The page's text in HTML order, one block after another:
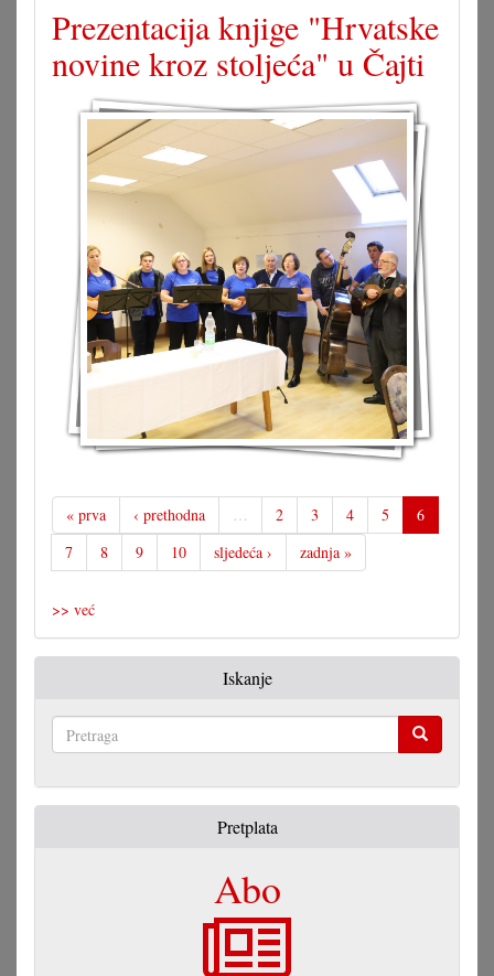
Prezentacija knjige "Hrvatske
novine kroz stoljeća" u Čajti
« prva ‹ prethodna … 2 3 4 5
6
7
8 9 10 sljedeća › zadnja »
>> već
Iskanje
Pretplata
Abo